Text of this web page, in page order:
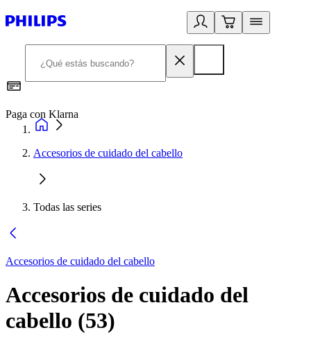
Paga con Klarna
Accesorios de cuidado del cabello
Todas las series
Accesorios de cuidado del cabello
Accesorios de cuidado del
cabello (53)